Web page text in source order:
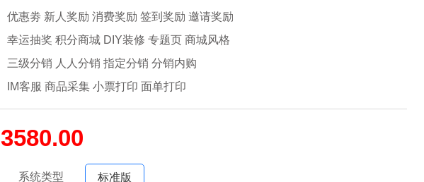
优惠劵 新人奖励 消费奖励 签到奖励 邀请奖励
幸运抽奖 积分商城 DIY装修 专题页 商城风格
三级分销 人人分销 指定分销 分销内购
IM客服 商品采集 小票打印 面单打印
3580.00
系统类型 标准版